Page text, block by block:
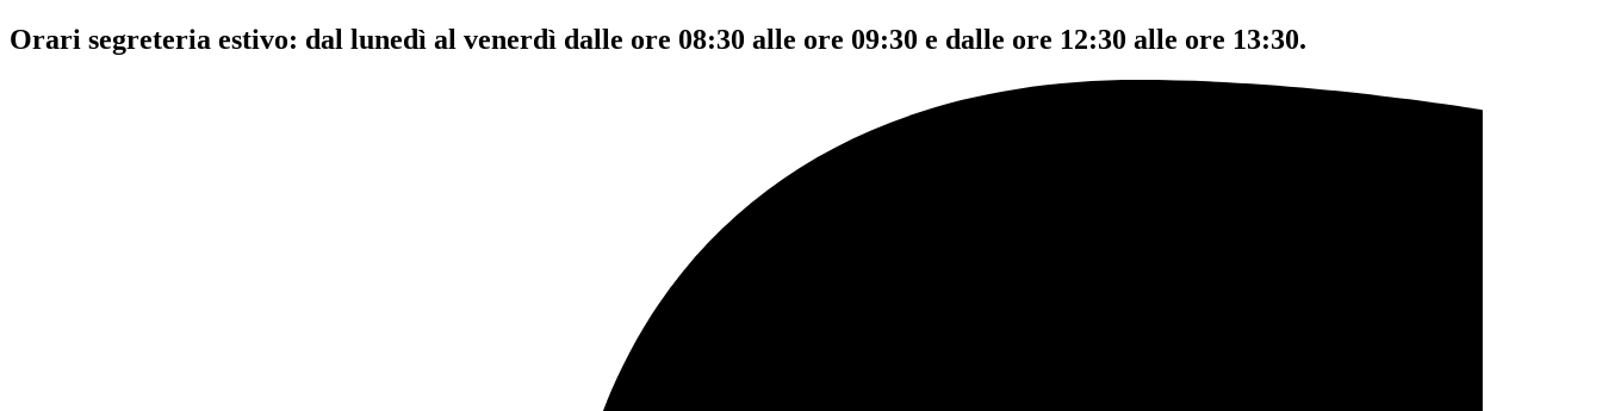
Orari segreteria estivo: dal lunedì al venerdì dalle ore 08:30 alle ore 09:30 e dalle ore 12:30 alle ore 13:30.